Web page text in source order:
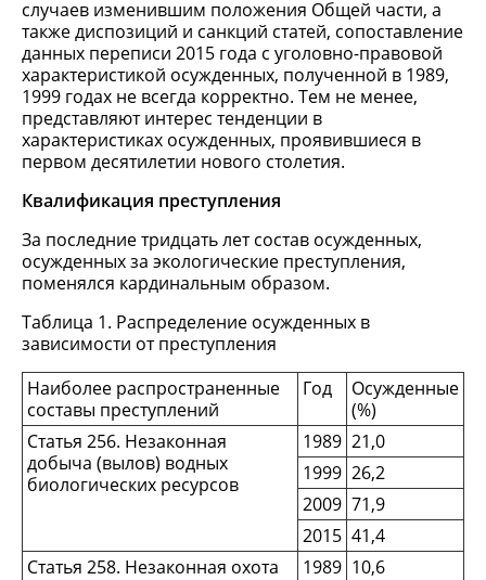
случаев изменившим положения Общей части, а
также диспозиций и санкций статей, сопоставление
данных переписи 2015 года с уголовно-правовой
характеристикой осужденных, полученной в 1989,
1999 годах не всегда корректно. Тем не менее,
представляют интерес тенденции в
характеристиках осужденных, проявившиеся в
первом десятилетии нового столетия.
Квалификация преступления
За последние тридцать лет состав осужденных,
осужденных за экологические преступления,
поменялся кардинальным образом.
Таблица 1. Распределение осужденных в
зависимости от преступления
Наиболее распространенные
составы преступлений
Год
Осужденные
(%)
Статья 256. Незаконная
добыча (вылов) водных
биологических ресурсов
1989 21,0
1999 26,2
2009 71,9
2015 41,4
Статья 258. Незаконная охота
1989 10,6